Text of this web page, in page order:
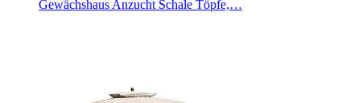
Gewächshaus Anzucht Schale Töpfe,…